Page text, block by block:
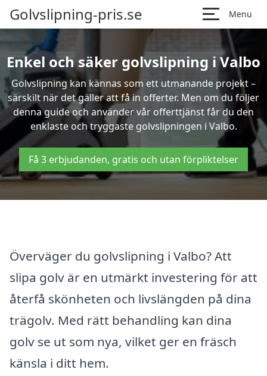
Golvslipning-pris.se Menu
Enkel och säker golvslipning i Valbo
Golvslipning kan kännas som ett utmanande projekt –
särskilt när det gäller att få in offerter. Men om du följer
denna guide och använder vår offerttjänst får du den
enklaste och tryggaste golvslipningen i Valbo.
Få 3 erbjudanden, gratis och utan förpliktelser
Överväger du golvslipning i Valbo? Att
slipa golv är en utmärkt investering för att
återfå skönheten och livslängden på dina
trägolv. Med rätt behandling kan dina
golv se ut som nya, vilket ger en fräsch
känsla i ditt hem.